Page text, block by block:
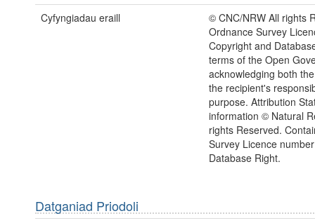
Cyfyngiadau eraill
© CNC/NRW All rights
Ordnance Survey
Copyright and
terms of the Open
acknowledging both
the recipient's
purpose. Attribution
information © Natural
rights Reserved.
Survey Licence
Database Right.
Datganiad Priodoli